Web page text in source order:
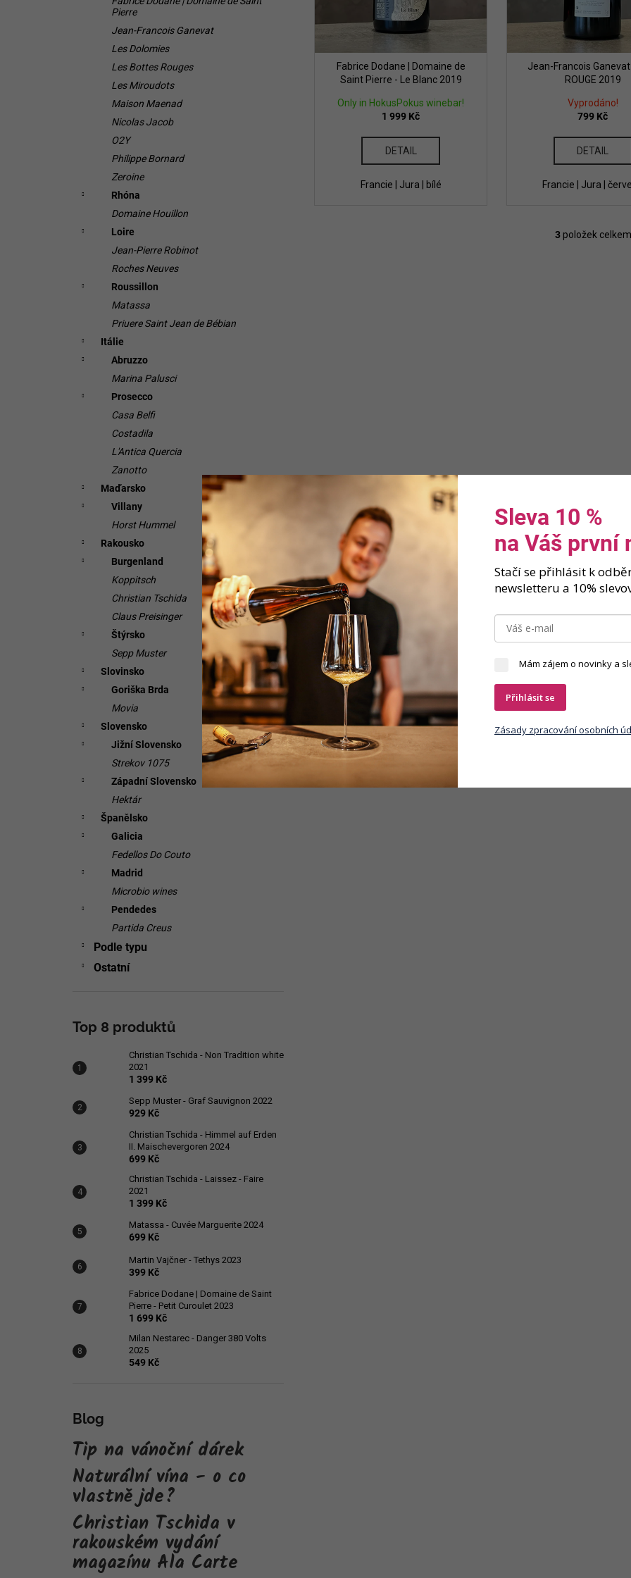
Pierre
Jean-Francois Ganevat
Les Dolomies
Les Bottes Rouges
Les Miroudots
Maison Maenad
Nicolas Jacob
O2Y
Philippe Bornard
Zeroine
Rhóna
Domaine Houillon
Loire
Jean-Pierre Robinot
Roches Neuves
Roussillon
Matassa
Priuere Saint Jean de Bébian
Itálie
Abruzzo
Marina Palusci
Prosecco
Casa Belfi
Costadila
L'Antica Quercia
Zanotto
Maďarsko
Villany
Horst Hummel
Rakousko
Burgenland
Koppitsch
Christian Tschida
Claus Preisinger
Štýrsko
Sepp Muster
Slovinsko
Goriška Brda
Movia
Slovensko
Jižní Slovensko
Strekov 1075
Západní Slovensko
Hektár
Španělsko
Galicia
Fedellos Do Couto
Madrid
Microbio wines
Pendedes
Partida Creus
Podle typu
Ostatní
Top 8 produktů
Christian Tschida - Non Tradition white
2021
1 399 Kč
Sepp Muster - Graf Sauvignon 2022
929 Kč
Christian Tschida - Himmel auf Erden
II. Maischevergoren 2024
699 Kč
Christian Tschida - Laissez - Faire
2021
1 399 Kč
Matassa - Cuvée Marguerite 2024
699 Kč
Martin Vajčner - Tethys 2023
399 Kč
Fabrice Dodane | Domaine de Saint
Pierre - Petit Curoulet 2023
1 699 Kč
Milan Nestarec - Danger 380 Volts
2025
549 Kč
Blog
Tip na vánoční dárek
Naturální vína - o co
vlastně jde?
Christian Tschida v
rakouském vydání
magazínu Ala Carte
t
Fabrice Dodane | Domaine de
Saint Pierre - Le Blanc 2019
Only in HokusPokus winebar!
1 999 Kč
DETAIL
Francie | Jura | bílé
Jean-Francois
ROUGE 2019
Vyprodáno!
799 Kč
DETAIL
Francie | Jura |
O
p
s
u
3položek celkem
Sleva 10 %
na Váš první
Stačí se přihlásit k
newsletteru a 10%
Mám zájem o novinky a
Přihlásit se
Zásady zpracování osobních